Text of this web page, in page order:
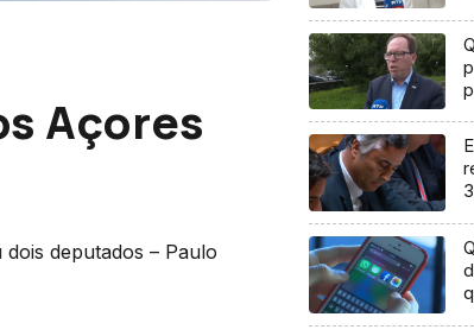
Açores
deputados – Paulo